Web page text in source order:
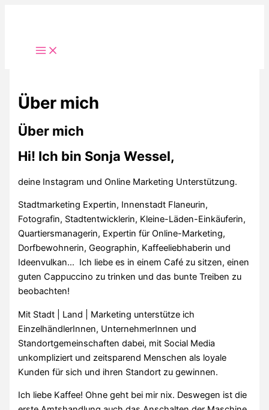
Über mich
Über mich
Hi! Ich bin Sonja Wessel,
deine Instagram und Online Marketing Unterstützung.
Stadtmarketing Expertin, Innenstadt Flaneurin,
Fotografin, Stadtentwicklerin, Kleine-Läden-Einkäuferin,
Quartiersmanagerin, Expertin für Online-Marketing,
Dorfbewohnerin, Geographin, Kaffeeliebhaberin und
Ideenvulkan… Ich liebe es in einem Café zu sitzen, einen
guten Cappuccino zu trinken und das bunte Treiben zu
beobachten!
Mit Stadt | Land | Marketing unterstütze ich
EinzelhändlerInnen, UnternehmerInnen und
Standortgemeinschaften dabei, mit Social Media
unkompliziert und zeitsparend Menschen als loyale
Kunden für sich und ihren Standort zu gewinnen.
Ich liebe Kaffee! Ohne geht bei mir nix. Deswegen ist die